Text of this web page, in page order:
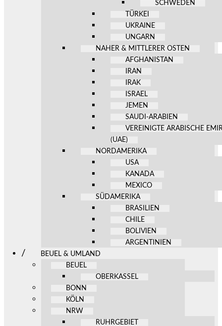
SCHWEDEN
TÜRKEI
UKRAINE
UNGARN
NAHER & MITTLERER OSTEN
AFGHANISTAN
IRAN
IRAK
ISRAEL
JEMEN
SAUDI-ARABIEN
VEREINIGTE ARABISCHE
(UAE)
NORDAMERIKA
USA
KANADA
MEXICO
SÜDAMERIKA
BRASILIEN
CHILE
BOLIVIEN
ARGENTINIEN
BEUEL & UMLAND
BEUEL
OBERKASSEL
BONN
KÖLN
NRW
RUHRGEBIET